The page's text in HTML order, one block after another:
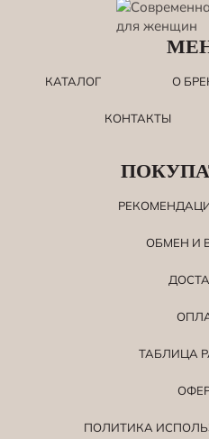
КАТАЛОГ О
КОНТАКТЫ
ОБМЕН И
ТАБЛИЦА
ПОЛИТИКА